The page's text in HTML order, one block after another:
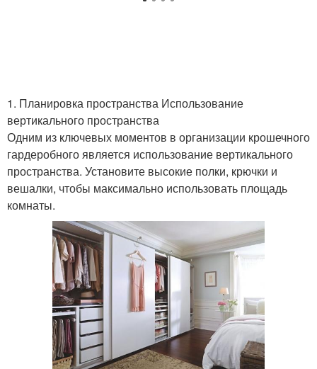
1. Планировка пространства Использование
вертикального пространства
Одним из ключевых моментов в организации крошечного
гардеробного является использование вертикального
пространства. Установите высокие полки, крючки и
вешалки, чтобы максимально использовать площадь
комнаты.